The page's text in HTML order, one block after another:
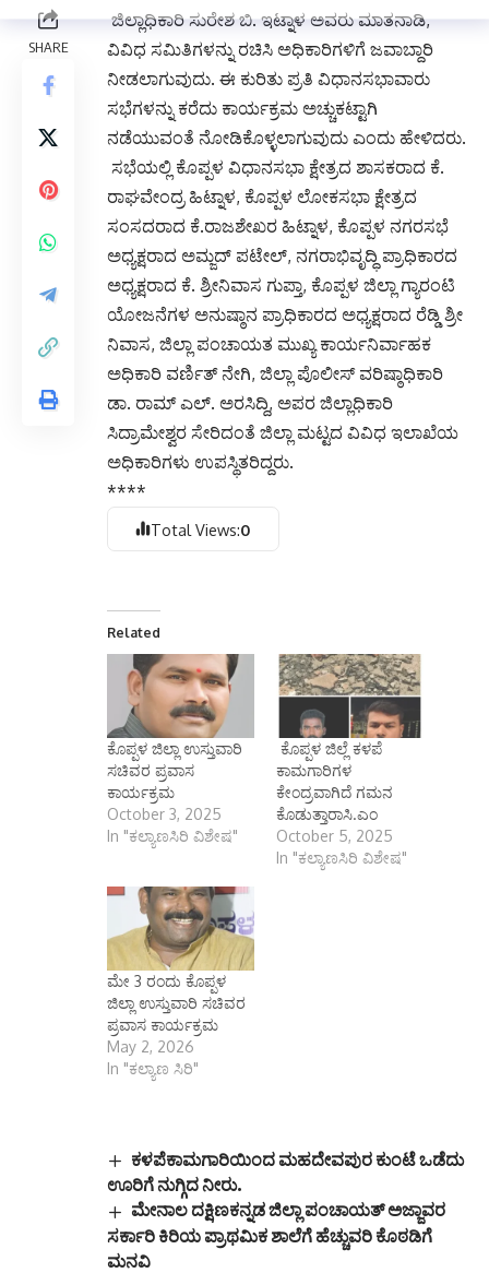
ಜಿಲ್ಲಾಧಿಕಾರಿ ಸುರೇಶ ಬಿ. ಇಟ್ನಾಳ ಅವರು ಮಾತನಾಡಿ,
ವಿವಿಧ ಸಮಿತಿಗಳನ್ನು ರಚಿಸಿ ಅಧಿಕಾರಿಗಳಿಗೆ ಜವಾಬ್ದಾರಿ
ನೀಡಲಾಗುವುದು. ಈ ಕುರಿತು ಪ್ರತಿ ವಿಧಾನಸಭಾವಾರು
ಸಭೆಗಳನ್ನು ಕರೆದು ಕಾರ್ಯಕ್ರಮ ಅಚ್ಚುಕಟ್ಟಾಗಿ
ನಡೆಯುವಂತೆ ನೋಡಿಕೊಳ್ಳಲಾಗುವುದು ಎಂದು ಹೇಳಿದರು.
ಸಭೆಯಲ್ಲಿ ಕೊಪ್ಪಳ ವಿಧಾನಸಭಾ ಕ್ಷೇತ್ರದ ಶಾಸಕರಾದ ಕೆ.
ರಾಘವೇಂದ್ರ ಹಿಟ್ನಾಳ, ಕೊಪ್ಪಳ ಲೋಕಸಭಾ ಕ್ಷೇತ್ರದ
ಸಂಸದರಾದ ಕೆ.ರಾಜಶೇಖರ ಹಿಟ್ನಾಳ, ಕೊಪ್ಪಳ ನಗರಸಭೆ
ಅಧ್ಯಕ್ಷರಾದ ಅಮ್ಜದ್ ಪಟೇಲ್, ನಗರಾಭಿವೃದ್ಧಿ ಪ್ರಾಧಿಕಾರದ
ಅಧ್ಯಕ್ಷರಾದ ಕೆ. ಶ್ರೀನಿವಾಸ ಗುಪ್ತಾ, ಕೊಪ್ಪಳ ಜಿಲ್ಲಾ ಗ್ಯಾರಂಟಿ
ಯೋಜನೆಗಳ ಅನುಷ್ಠಾನ ಪ್ರಾಧಿಕಾರದ ಅಧ್ಯಕ್ಷರಾದ ರೆಡ್ಡಿ ಶ್ರೀ
ನಿವಾಸ, ಜಿಲ್ಲಾ ಪಂಚಾಯತ ಮುಖ್ಯ ಕಾರ್ಯನಿರ್ವಾಹಕ
ಅಧಿಕಾರಿ ವರ್ಣಿತ್ ನೇಗಿ, ಜಿಲ್ಲಾ ಪೊಲೀಸ್ ವರಿಷ್ಠಾಧಿಕಾರಿ
ಡಾ. ರಾಮ್ ಎಲ್. ಅರಸಿದ್ದಿ, ಅಪರ ಜಿಲ್ಲಾಧಿಕಾರಿ
ಸಿದ್ರಾಮೇಶ್ವರ ಸೇರಿದಂತೆ ಜಿಲ್ಲಾ ಮಟ್ಟದ ವಿವಿಧ ಇಲಾಖೆಯ
ಅಧಿಕಾರಿಗಳು ಉಪಸ್ಥಿತರಿದ್ದರು.
****
Total Views:0
Related
ಕೊಪ್ಪಳ ಜಿಲ್ಲಾ ಉಸ್ತುವಾರಿ
ಸಚಿವರ ಪ್ರವಾಸ
ಕಾರ್ಯಕ್ರಮ
October 3, 2025
In "ಕಲ್ಯಾಣಸಿರಿ ವಿಶೇಷ"
ಕೊಪ್ಪಳ ಜಿಲ್ಲೆ ಕಳಪೆ
ಕಾಮಗಾರಿಗಳ
ಕೇಂದ್ರವಾಗಿದೆ ಗಮನ
ಕೊಡುತ್ತಾರಾಸಿ.ಎಂ
October 5, 2025
In "ಕಲ್ಯಾಣಸಿರಿ ವಿಶೇಷ"
ಮೇ 3 ರಂದು ಕೊಪ್ಪಳ
ಜಿಲ್ಲಾ ಉಸ್ತುವಾರಿ ಸಚಿವರ
ಪ್ರವಾಸ ಕಾರ್ಯಕ್ರಮ
May 2, 2026
In "ಕಲ್ಯಾಣ ಸಿರಿ"
ಕಳಪೆಕಾಮಗಾರಿಯಿಂದ ಮಹದೇವಪುರ ಕುಂಟೆ ಒಡೆದು
ಊರಿಗೆ ನುಗ್ಗಿದ ನೀರು.
ಮೇನಾಲ ದಕ್ಷಿಣಕನ್ನಡ ಜಿಲ್ಲಾ ಪಂಚಾಯತ್ ಅಜ್ಜಾವರ
ಸರ್ಕಾರಿ ಕಿರಿಯ ಪ್ರಾಥಮಿಕ ಶಾಲೆಗೆ ಹೆಚ್ಚುವರಿ ಕೊಠಡಿಗೆ
ಮನವಿ